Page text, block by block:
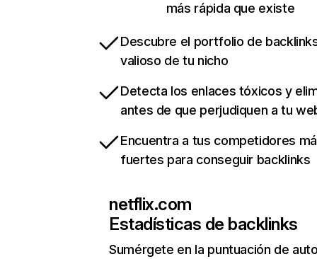
más rápida que existe
Descubre el portfolio de
valioso de tu nicho
Detecta los enlaces tóxicos y
antes de que perjudiquen a tu
Encuentra a tus competidores
fuertes para conseguir backlinks
netflix.com
Estadísticas de backlinks
Sumérgete en la puntuación de